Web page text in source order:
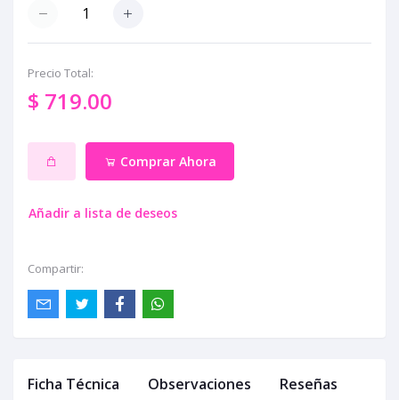
Precio Total:
$ 719.00
Comprar Ahora
Añadir a lista de deseos
Compartir:
Ficha Técnica Observaciones Reseñas